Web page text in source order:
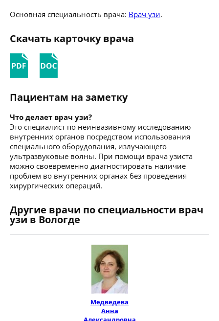
Основная специальность врача: Врач узи.
Скачать карточку врача
Пациентам на заметку
Что делает врач узи?
Это специалист по неинвазивному исследованию
внутренних органов посредством использования
специального оборудования, излучающего
ультразвуковые волны. При помощи врача узиста
можно своевременно диагностировать наличие
проблем во внутренних органах без проведения
хирургических операций.
Другие врачи по специальности врач
узи в Вологде
Медведева
Анна